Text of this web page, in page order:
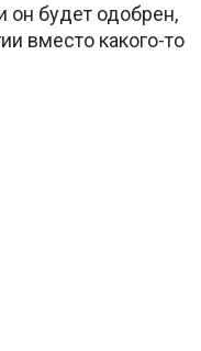
он будет одобрен,
вместо какого-то